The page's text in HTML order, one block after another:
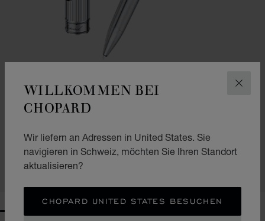
WILLKOMMEN BEI
CHOPARD
Wir liefern an Adressen in United States. Sie
navigieren in Schweiz, möchten Sie Ihren Standort
aktualisieren?
CHOPARD UNITED STATES BESUCHEN
SILBERFARBENES METALL
CHF 590
GO TO SLIDE 1
GO TO SLIDE 2
GO TO SLIDE 3
GO TO SLIDE 4
GO TO SLIDE 5
GO TO SLIDE 6
GO TO SLIDE 7
GO TO SLIDE 8
GO TO SLIDE 9
GO TO SLIDE 10